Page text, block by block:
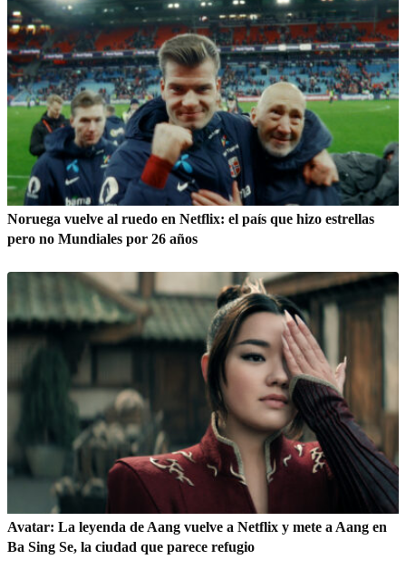
Noruega vuelve al ruedo en Netflix: el país que hizo estrellas
pero no Mundiales por 26 años
Avatar: La leyenda de Aang vuelve a Netflix y mete a Aang en
Ba Sing Se, la ciudad que parece refugio